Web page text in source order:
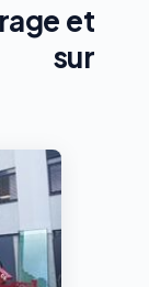
et
sur